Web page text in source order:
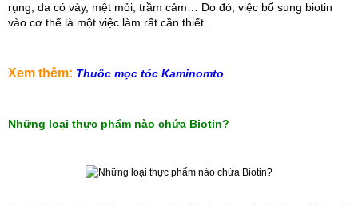
rụng, da có vảy, mệt mỏi, trầm cảm… Do đó, việc bổ sung biotin
vào cơ thể là một việc làm rất cần thiết.
Xem thêm: Thuốc mọc tóc Kaminomto
Những loại thực phẩm nào chứa Biotin?